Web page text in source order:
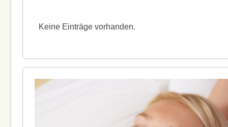
Keine Einträge vorhanden.